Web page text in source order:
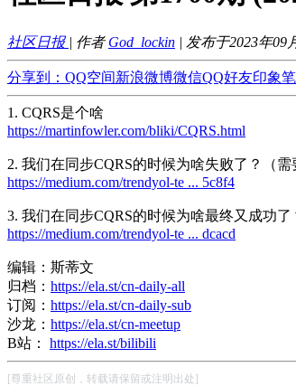
社区日报 | 作者God_lockin | 发布于2023年09
分享到： QQ空间新浪微博微信QQ好友印象
1. CQRS是个啥
https://martinfowler.com/bliki/CQRS.html
2. 我们在同步CQRS的时候为啥失败了？（需
https://medium.com/trendyol-te ... 5c8f4
3. 我们在同步CQRS的时候为啥最终又成功了
https://medium.com/trendyol-te ... dcacd
编辑：斯蒂文
归档： https://ela.st/cn-daily-all
订阅： https://ela.st/cn-daily-sub
沙龙： https://ela.st/cn-meetup
B站： https://ela.st/bilibili
[尊重社区原创，转载请保留或注明出处]